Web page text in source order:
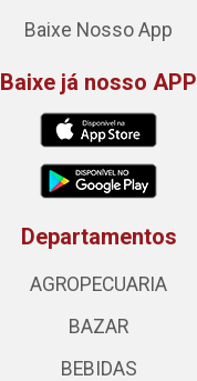
Baixe Nosso App
Baixe já nosso APP
Departamentos
AGROPECUARIA
BAZAR
BEBIDAS